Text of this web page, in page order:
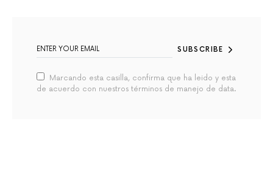
SUBSCRIBE
Marcando esta casilla, confirma que ha leido y esta
de acuerdo con nuestros términos de manejo de data.